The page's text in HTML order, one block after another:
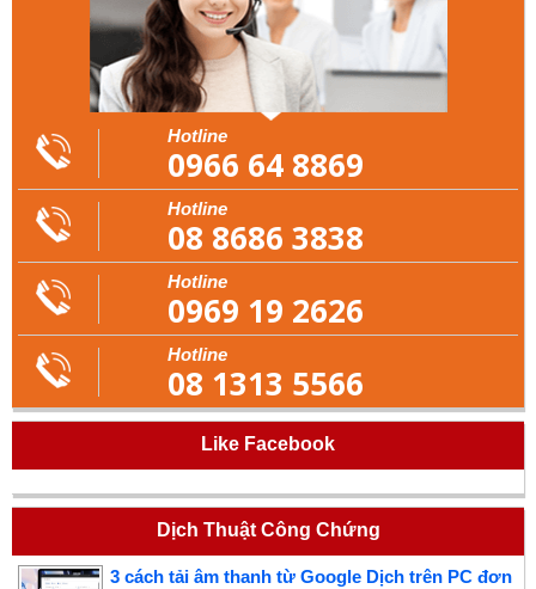
Hotline
0966 64 8869
Hotline
08 8686 3838
Hotline
0969 19 2626
Hotline
08 1313 5566
Like Facebook
Dịch Thuật Công Chứng
3 cách tải âm thanh từ Google Dịch trên PC đơn